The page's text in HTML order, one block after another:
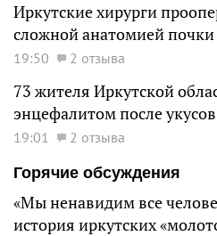
Иркутские хирурги
сложной анатомией почки
19:50 2 отзыва
73 жителя Иркутской
энцефалитом после
19:01
2 отзыва
Горячие обсуждения
«Мы ненавидим все
история иркутских